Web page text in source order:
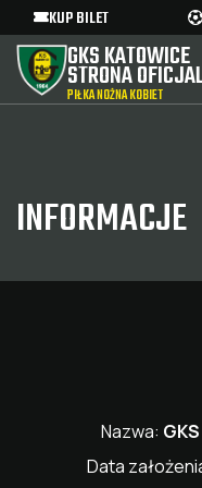
KUP BILET
GKS KATOWICE
STRONA
PIŁKA NOŻNA KOBIET
INFORMACJE
Nazwa:
Data